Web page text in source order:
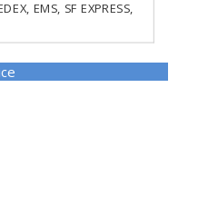
EMS, SF EXPRESS,
de service